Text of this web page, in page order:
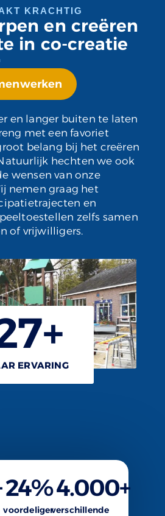
KRACHTIG
en creëren
in co-creatie
en langer buiten te laten
met een favoriet
belang bij het creëren
hechten we ook
wensen van onze
nemen graag het
en
zelfs samen
of vrijwilligers.
ERVARING
+
voordeliger
24%
verschillende
4.000+